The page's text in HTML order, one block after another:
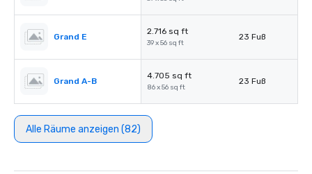
Grand E
2.716 sq ft
39 x 56 sq ft
23 Fuß
Grand A-B
4.705 sq ft
86 x 56 sq ft
23 Fuß
Alle Räume anzeigen (82)